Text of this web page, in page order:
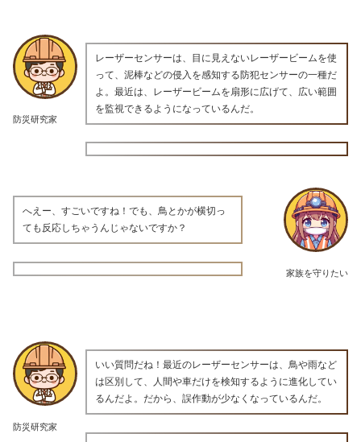
防災研究家
レーザーセンサーは、目に見えないレーザービームを使
って、泥棒などの侵入を感知する防犯センサーの一種だ
よ。最近は、レーザービームを扇形に広げて、広い範囲
を監視できるようになっているんだ。
家族を守りたい
へえー、すごいですね！でも、鳥とかが横切っ
ても反応しちゃうんじゃないですか？
防災研究家
いい質問だね！最近のレーザーセンサーは、鳥や雨など
は区別して、人間や車だけを検知するように進化してい
るんだよ。だから、誤作動が少なくなっているんだ。